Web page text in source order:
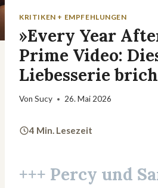
KRITIKEN + EMPFEHLUNGEN
»Every Year
Prime Video:
Liebesserie
Von Sucy 26. Mai 2026
4 Min. Lesezeit
+++ Percy und